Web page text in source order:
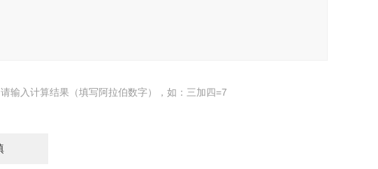
请输入计算结果（填写阿拉伯数字），如：三加四=7